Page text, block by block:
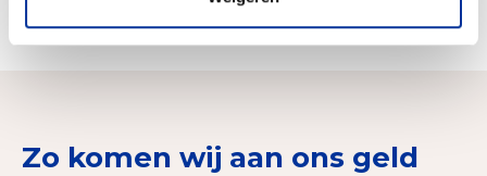
activiteiten voor kinderen in Minas Gerais.
Zo komen wij aan ons geld